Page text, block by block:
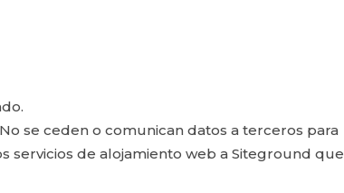
No se ceden o comunican datos a terceros para
servicios de alojamiento web a Siteground que